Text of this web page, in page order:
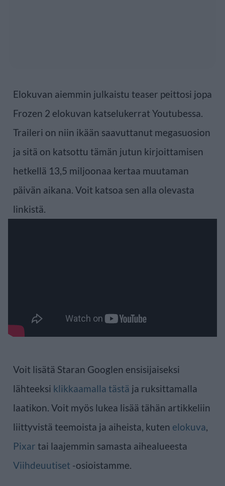
Elokuvan aiemmin julkaistu teaser peittosi jopa
Frozen 2 elokuvan katselukerrat Youtubessa.
Traileri on niin ikään saavuttanut megasuosion
ja sitä on katsottu tämän jutun kirjoittamisen
hetkellä 13,5 miljoonaa kertaa muutaman
päivän aikana. Voit katsoa sen alla olevasta
linkistä.
Voit lisätä Staran Googlen ensisijaiseksi
lähteeksi klikkaamalla tästä ja ruksittamalla
laatikon. Voit myös lukea lisää tähän artikkeliin
liittyvistä teemoista ja aiheista, kuten elokuva,
Pixar tai laajemmin samasta aihealueesta
Viihdeuutiset -osioistamme.